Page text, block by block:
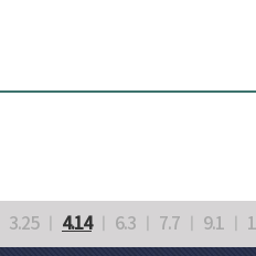
3.25 ㅣ 4.14ㅣ 6.3 ㅣ 7.7 ㅣ 9.1 ㅣ